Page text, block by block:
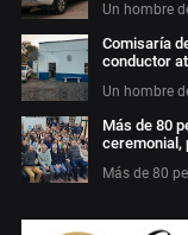
Un hombre
Comisaría
conductor
Un hombre
Más de 80
ceremonial,
Más de 80